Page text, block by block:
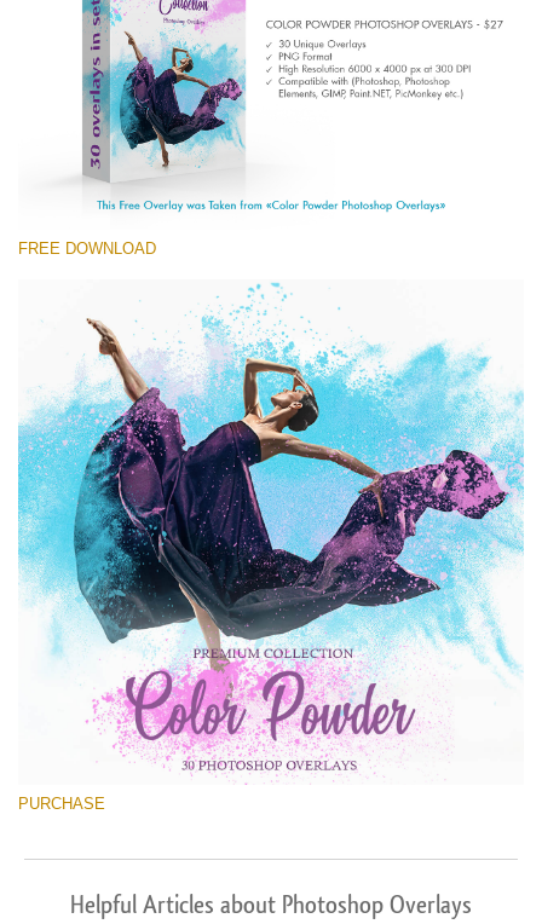
Entire Collection
(1783 Overlays)
Large 6000*4000px
Kostenloser Download
FREE DOWNLOAD
PURCHASE
Helpful Articles about Photoshop Overlays